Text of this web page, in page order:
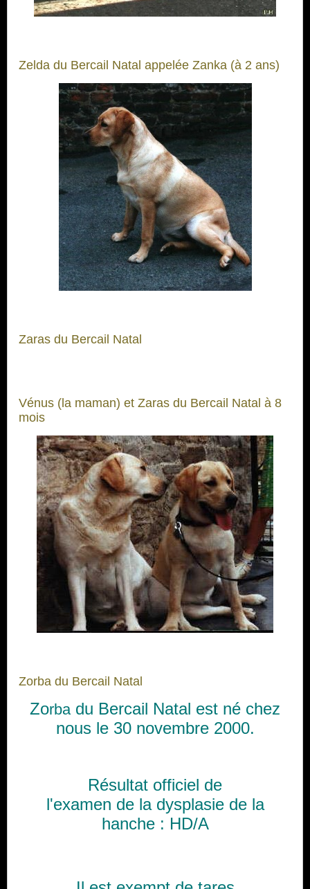
Zelda du Bercail Natal appelée Zanka (à 2 ans)
Zaras du Bercail Natal
Vénus (la maman) et Zaras du Bercail Natal à 8
mois
Zorba du Bercail Natal
Zorba du Bercail Natal est né chez
nous le 30 novembre 2000.
Résultat officiel de
l'examen de la dysplasie de la
hanche : HD/A